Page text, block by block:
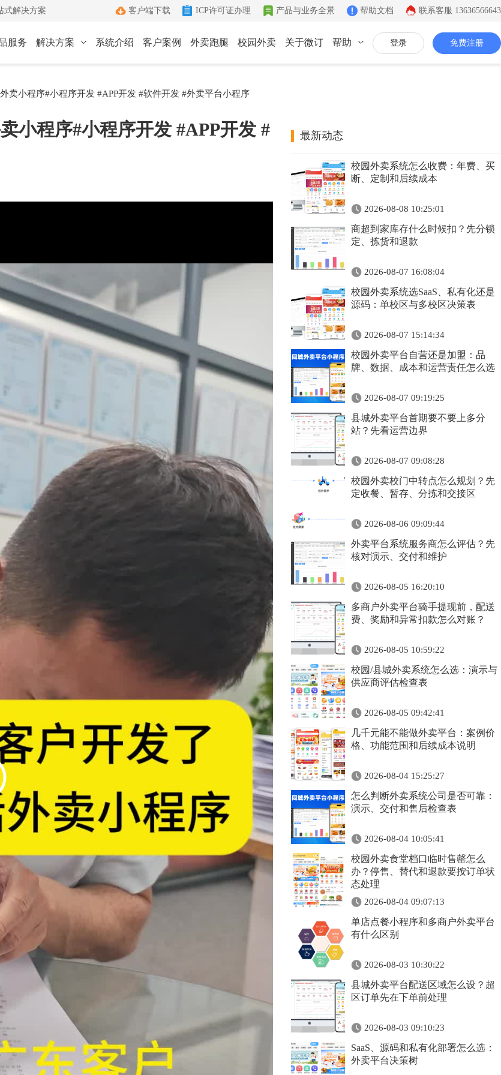
式解决方案 联系客服 13636566643
帮助文档
产品与业务全景
ICP许可证办理
客户端下载
登录 免费注册
服务 解决方案
App
连接你的客户和粉丝
系统介绍 客户案例 外卖跑腿 校园外卖 关于微订 帮助
ICP许可证办理
双证联办一站式服务 致力于移动互联网开发
有影响力的互联网企业
公司资质
证件齐全，安全放心
联系我们
7*12小时在线咨询
卖小程序#小程序开发 #APP开发 #软件开发 #外卖平台小程序
小程序#小程序开发 #APP开发 #
最新动态
校园外卖系统怎么收费：年费、买
断、定制和后续成本
2026-08-08 10:25:01
商超到家库存什么时候扣？先分锁
定、拣货和退款
2026-08-07 16:08:04
校园外卖系统选SaaS、私有化还是
源码：单校区与多校区决策表
2026-08-07 15:14:34
校园外卖平台自营还是加盟：品
牌、数据、成本和运营责任怎么选
2026-08-07 09:19:25
县城外卖平台首期要不要上多分
站？先看运营边界
2026-08-07 09:08:28
校园外卖校门中转点怎么规划？先
定收餐、暂存、分拣和交接区
2026-08-06 09:09:44
外卖平台系统服务商怎么评估？先
核对演示、交付和维护
2026-08-05 16:20:10
多商户外卖平台骑手提现前，配送
费、奖励和异常扣款怎么对账？
2026-08-05 10:59:22
校园/县城外卖系统怎么选：演示与
供应商评估检查表
2026-08-05 09:42:41
几千元能不能做外卖平台：案例价
格、功能范围和后续成本说明
2026-08-04 15:25:27
怎么判断外卖系统公司是否可靠：
演示、交付和售后检查表
2026-08-04 10:05:41
校园外卖食堂档口临时售罄怎么
办？停售、替代和退款要按订单状
态处理
2026-08-04 09:07:13
单店点餐小程序和多商户外卖平台
有什么区别
2026-08-03 10:30:22
县城外卖平台配送区域怎么设？超
区订单先在下单前处理
2026-08-03 09:10:23
SaaS、源码和私有化部署怎么选：
外卖平台决策树